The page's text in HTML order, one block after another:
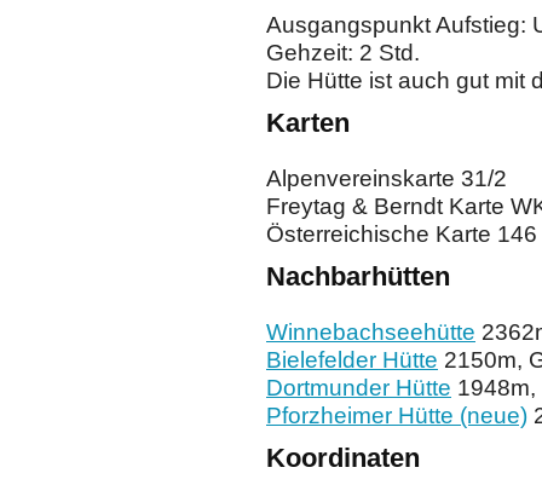
Ausgangspunkt Aufstieg:
Gehzeit: 2 Std.
Die Hütte ist auch gut mit
Karten
Alpenvereinskarte 31/2
Freytag & Berndt Karte
Österreichische Karte 146
Nachbarhütten
Winnebachseehütte
Bielefelder Hütte 2150m,
Dortmunder Hütte
Pforzheimer Hütte (neue)
Koordinaten